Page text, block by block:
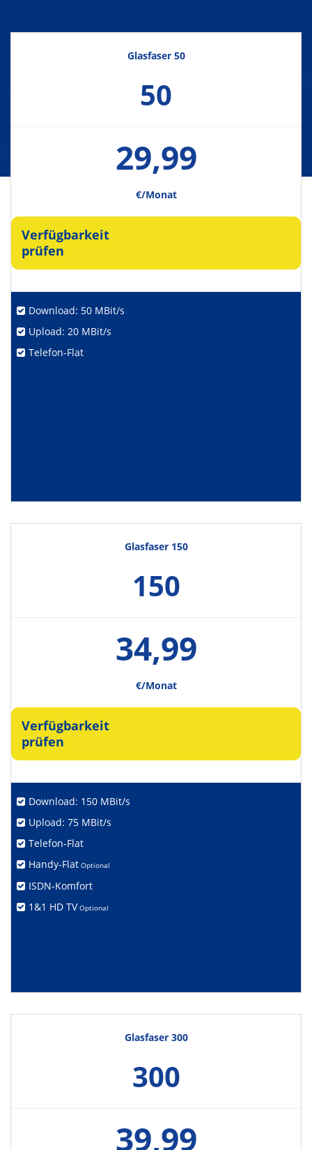
Glasfaser 50
50
29,99
€/Monat
Verfügbarkeit
prüfen
Download: 50 MBit/s
Upload: 20 MBit/s
Telefon-Flat
Glasfaser 150
150
34,99
€/Monat
Verfügbarkeit
prüfen
Download: 150 MBit/s
Upload: 75 MBit/s
Telefon-Flat
Handy-Flat Optional
ISDN-Komfort
1&1 HD TV Optional
Glasfaser 300
300
39,99